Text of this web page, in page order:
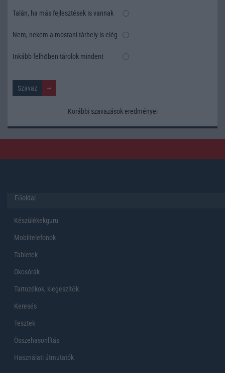
Talán, ha más fejlesztések is vannak
Nem, nekem a mostani tárhely is elég
Inkább felhőben tárolok mindent
Korábbi szavazások eredményei
Főoldal
Készülékekguru
Mobiltelefonok
Tabletek
Okosórák
Tartozékok, kiegeszítők
Keresés
Tesztek
Összehasonlítás
Használati útmutatók